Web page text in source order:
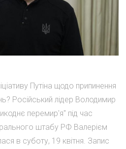
Путіна щодо припинення
Російський лідер Володимир
перемир'я" під час
штабу РФ Валерієм
в суботу, 19 квітня. Запис